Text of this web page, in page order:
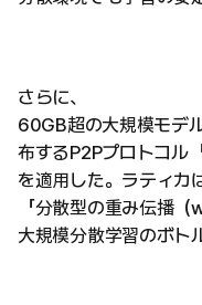
さらに、
60GB超の大規模モデ
布するP2Pプロトコル
を適用した。ラティカ
「分散型の重み伝播
大規模分散学習のボト